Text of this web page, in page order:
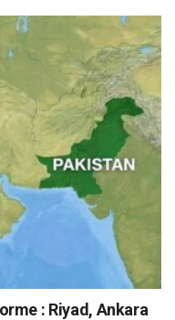
: Riyad, Ankara